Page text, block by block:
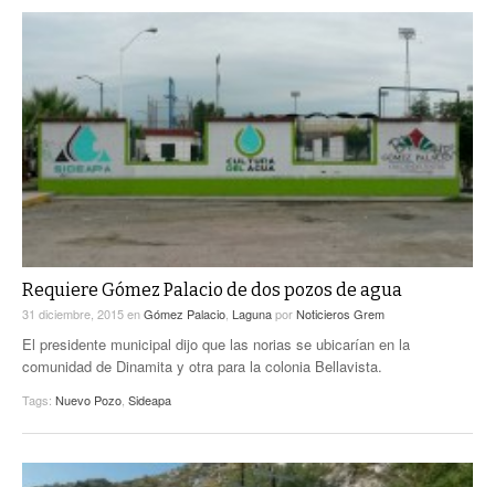
Requiere Gómez Palacio de dos pozos de agua
31 diciembre, 2015enGómez Palacio LagunaporNoticieros Grem
El presidente municipal dijo que las norias se ubicarían en la
comunidad de Dinamita y otra para la colonia Bellavista.
Tags: Nuevo Pozo Sideapa